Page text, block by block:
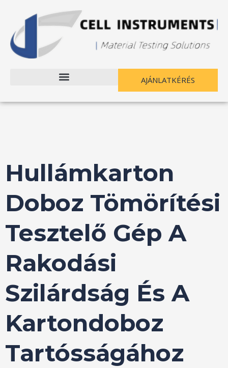
tartalomhoz
AJÁNLATKÉRÉS
Hullámkarton
Doboz Tömörítési
Tesztelő Gép A
Rakodási
Szilárdság És A
Kartondoboz
Tartósságához
navigáció